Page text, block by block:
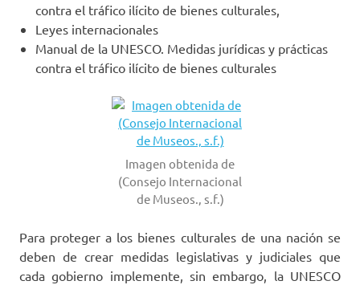
contra el tráfico ilícito de bienes culturales,
Leyes internacionales
Manual de la UNESCO. Medidas jurídicas y prácticas
contra el tráfico ilícito de bienes culturales
Imagen obtenida de
(Consejo Internacional
de Museos., s.f.)
Para proteger a los bienes culturales de una nación se
deben de crear medidas legislativas y judiciales que
cada gobierno implemente, sin embargo, la UNESCO